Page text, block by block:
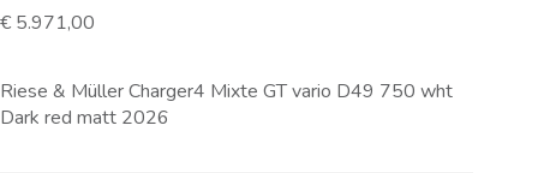
€ 5.971,00
Riese & Müller Charger4 Mixte GT vario D49 750 wht
Dark red matt 2026